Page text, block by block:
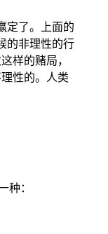
定了。上面的
的非理性的行
样的赌局，
性的。人类
种：